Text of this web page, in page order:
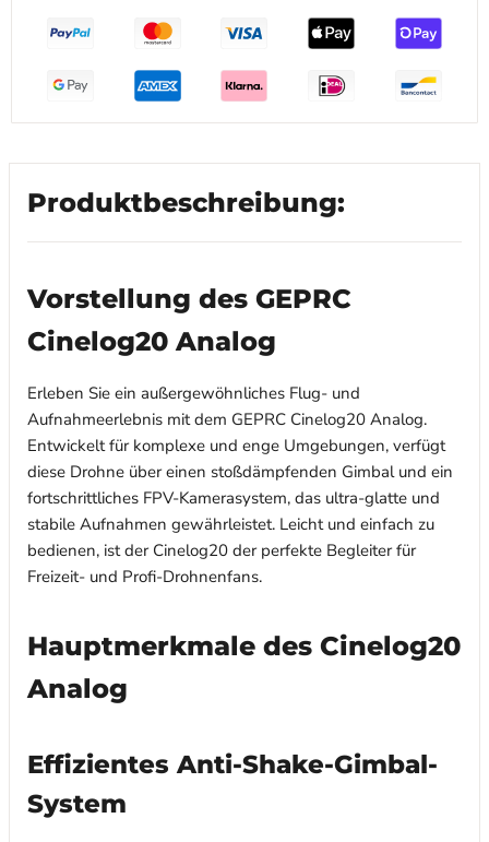
Produktbeschreibung:
Vorstellung des GEPRC
Cinelog20 Analog
Erleben Sie ein außergewöhnliches Flug- und
Aufnahmeerlebnis mit dem GEPRC Cinelog20 Analog.
Entwickelt für komplexe und enge Umgebungen, verfügt
diese Drohne über einen stoßdämpfenden Gimbal und ein
fortschrittliches FPV-Kamerasystem, das ultra-glatte und
stabile Aufnahmen gewährleistet. Leicht und einfach zu
bedienen, ist der Cinelog20 der perfekte Begleiter für
Freizeit- und Profi-Drohnenfans.
Hauptmerkmale des Cinelog20
Analog
Effizientes Anti-Shake-Gimbal-
System